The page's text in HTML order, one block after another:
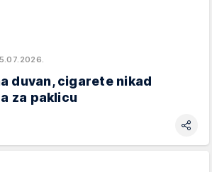
duvan, cigarete nikad
za paklicu